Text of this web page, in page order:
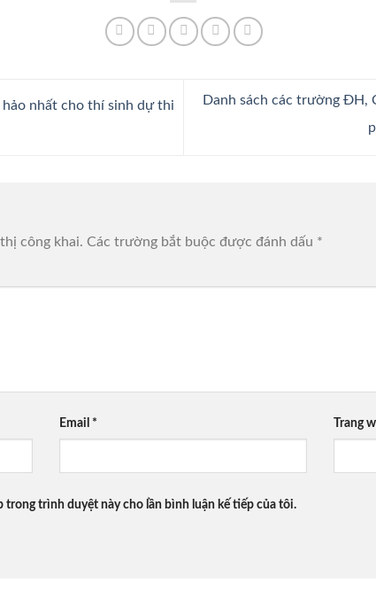
nhất cho thí sinh dự thi
Danh sách các trường ĐH,
công khai. Các trường bắt buộc được đánh dấu *
Email * Trang
trong trình duyệt này cho lần bình luận kế tiếp của tôi.